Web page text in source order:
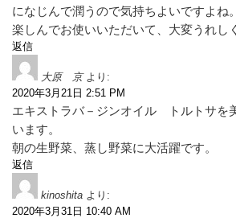
になじんで潤うので気持ちよいですよね。
楽しんでお使いいただいて、大変うれし
返信
大原 京 より:
2020年3月21日 2:51 PM
エキストラバ－ジンオイル トルトサを
います。
朝の生野菜、蒸し野菜に大活躍です。
返信
kinoshita より:
2020年3月31日 10:40 AM